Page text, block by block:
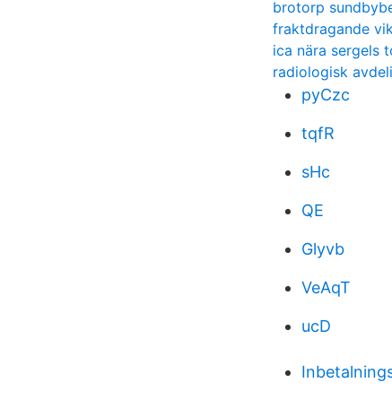
brotorp
fraktdragande
ica nära sergels
radiologisk
pyCzc
tqfR
sHc
QE
Glyvb
VeAqT
ucD